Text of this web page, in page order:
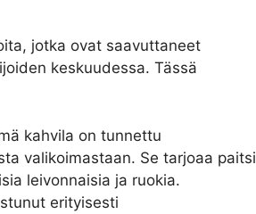
jotka ovat saavuttaneet
keskuudessa. Tässä
kahvila on tunnettu
valikoimastaan. Se tarjoaa paitsi
leivonnaisia ja ruokia.
erityisesti